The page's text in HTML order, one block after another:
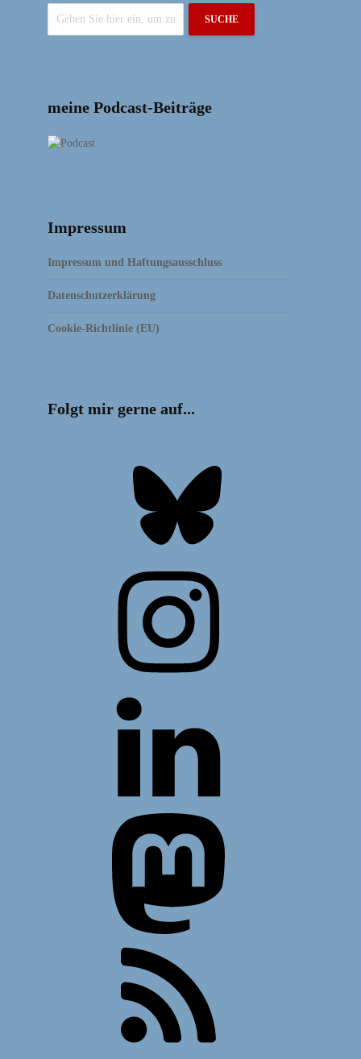
SUCHE
meine Podcast-Beiträge
Impressum
Impressum und Haftungsausschluss
Datenschutzerklärung
Cookie-Richtlinie (EU)
Folgt mir gerne auf...